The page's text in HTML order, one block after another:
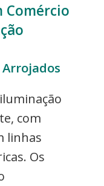
Comércio
com
linhas
Os